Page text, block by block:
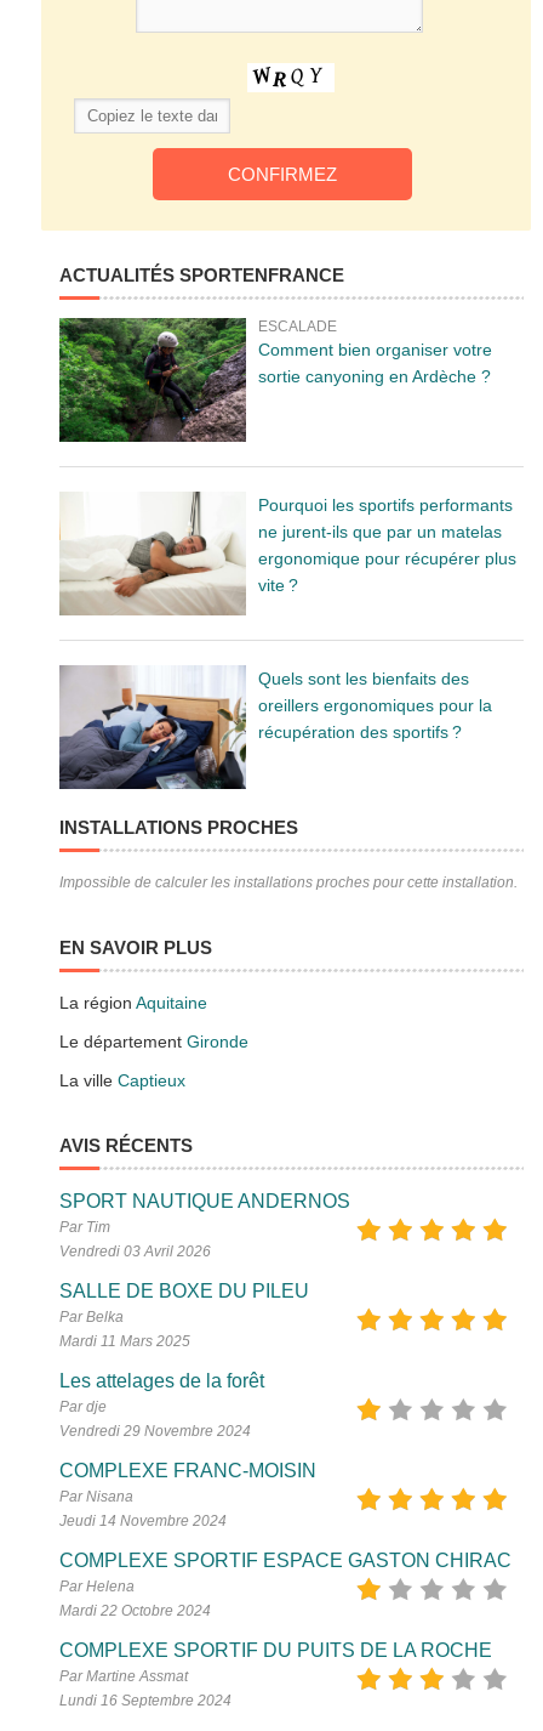
ACTUALITÉS SPORTENFRANCE
ESCALADE
Comment bien organiser votre
sortie canyoning en Ardèche ?
Pourquoi les sportifs performants
ne jurent-ils que par un matelas
ergonomique pour récupérer plus
vite ?
Quels sont les bienfaits des
oreillers ergonomiques pour la
récupération des sportifs ?
INSTALLATIONS PROCHES
Impossible de calculer les installations proches pour cette installation.
EN SAVOIR PLUS
La régionAquitaine
Le départementGironde
La villeCaptieux
AVIS RÉCENTS
SPORT NAUTIQUE ANDERNOS
Par Tim
Vendredi 03 Avril 2026
SALLE DE BOXE DU PILEU
Par Belka
Mardi 11 Mars 2025
Les attelages de la forêt
Par dje
Vendredi 29 Novembre 2024
COMPLEXE FRANC-MOISIN
Par Nisana
Jeudi 14 Novembre 2024
COMPLEXE SPORTIF ESPACE GASTON CHIRAC
Par Helena
Mardi 22 Octobre 2024
COMPLEXE SPORTIF DU PUITS DE LA ROCHE
Par Martine Assmat
Lundi 16 Septembre 2024